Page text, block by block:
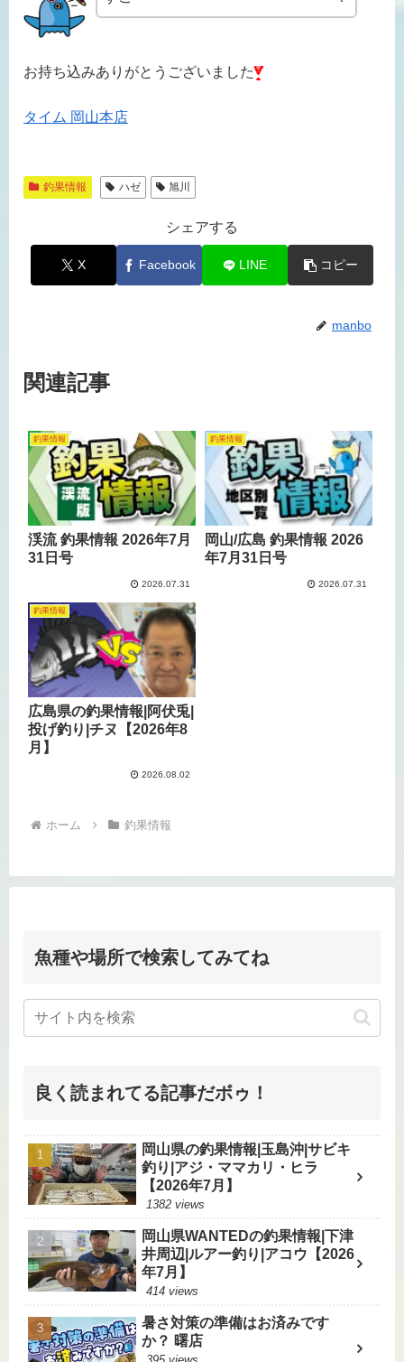
お持ち込みありがとうございました
タイム 岡山本店
釣果情報 ハゼ 旭川
シェアする
X Facebook LINE コピー
manbo
関連記事
釣果情報
渓流 釣果情報 2026年7月
31日号
2026.07.31
釣果情報
岡山/広島 釣果情報 2026
年7月31日号
2026.07.31
釣果情報
広島県の釣果情報|阿伏兎|
投げ釣り|チヌ【2026年8
月】
2026.08.02
ホーム 釣果情報
魚種や場所で検索してみてね
良く読まれてる記事だボゥ！
岡山県の釣果情報|玉島沖|サビキ
釣り|アジ・ママカリ・ヒラ
【2026年7月】
1382 views
岡山県WANTEDの釣果情報|下津
井周辺|ルアー釣り|アコウ【2026
年7月】
414 views
暑さ対策の準備はお済みです
か？ 曙店